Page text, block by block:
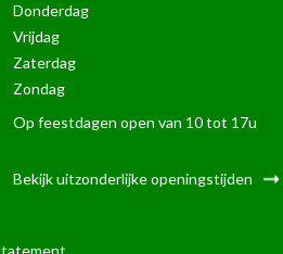
Donderdag
Vrijdag
Zaterdag
Zondag
Op feestdagen open van 10 tot 17u
Bekijk uitzonderlijke openingstijden